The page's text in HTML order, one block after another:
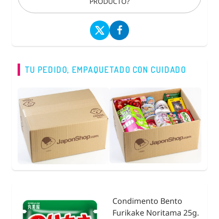
TU PEDIDO, EMPAQUETADO CON CUIDADO
Condimento Bento
Furikake Noritama 25g.